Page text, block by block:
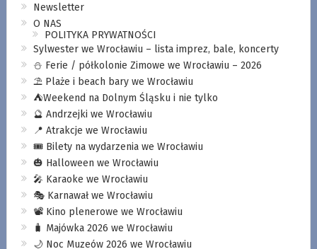
Newsletter
O NAS
POLITYKA PRYWATNOŚCI
Sylwester we Wrocławiu – lista imprez, bale, koncerty
⛄️ Ferie / półkolonie Zimowe we Wrocławiu – 2026
⛱️ Plaże i beach bary we Wrocławiu
⛺️Weekend na Dolnym Śląsku i nie tylko
🔮 Andrzejki we Wrocławiu
📍 Atrakcje we Wrocławiu
🎟️ Bilety na wydarzenia we Wrocławiu
🎃 Halloween we Wrocławiu
🎤 Karaoke we Wrocławiu
🎭 Karnawał we Wrocławiu
📽️ Kino plenerowe we Wrocławiu
🧳 Majówka 2026 we Wrocławiu
🌙 Noc Muzeów 2026 we Wrocławiu